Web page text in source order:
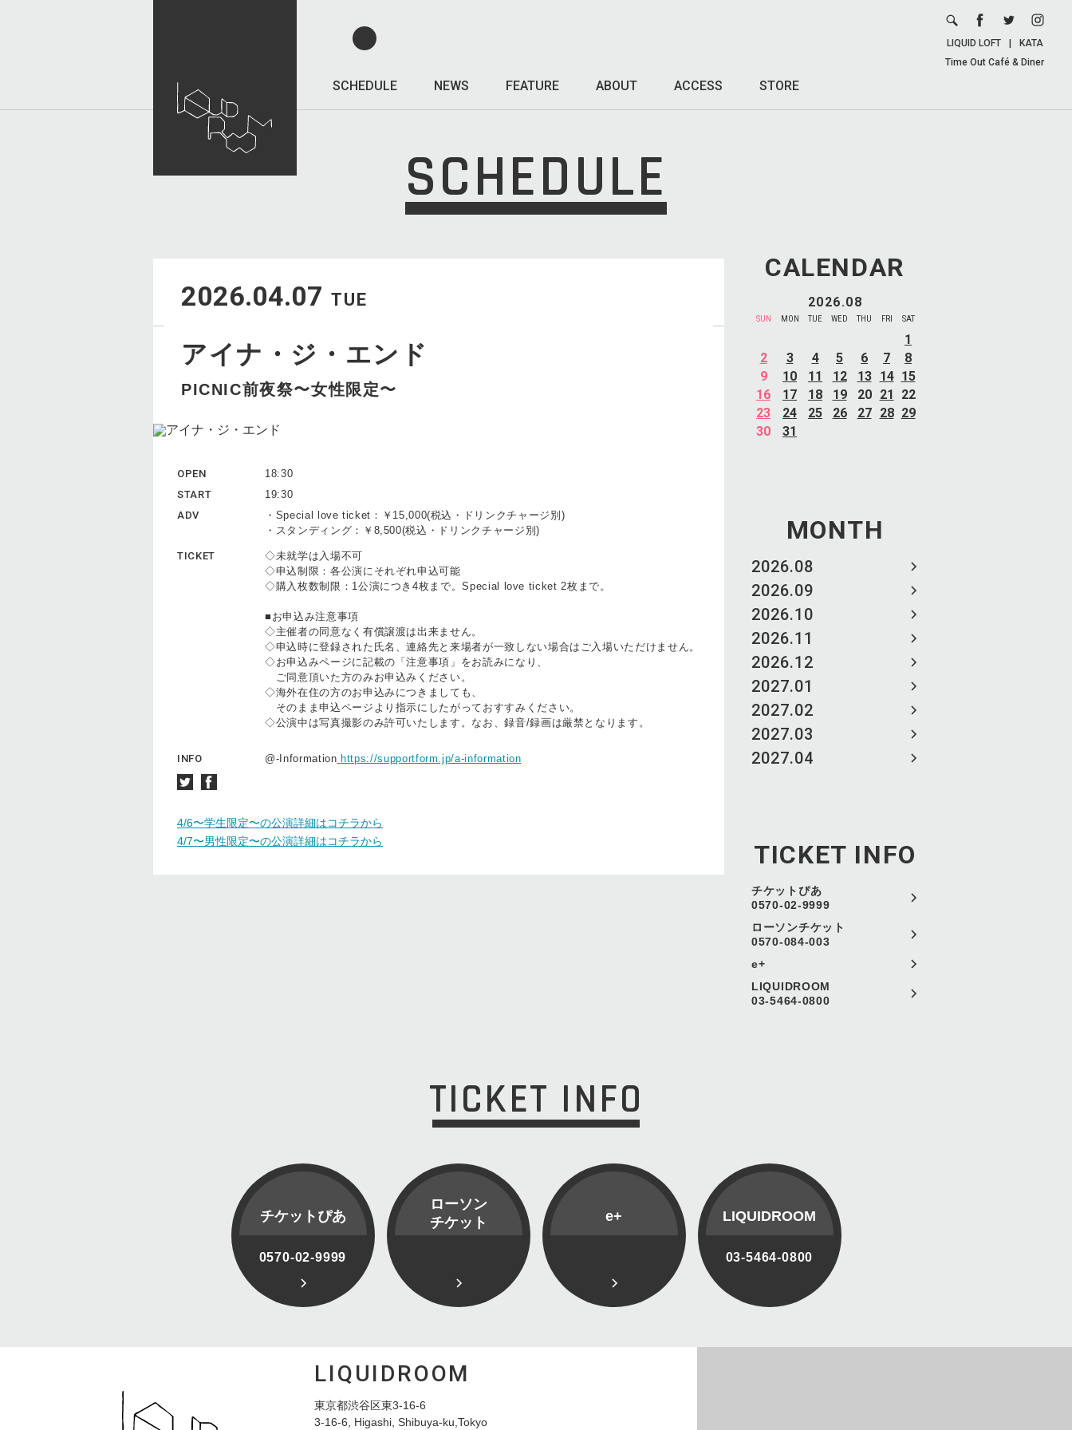
SCHEDULE NEWS FEATURE ABOUT ACCESS STORE
LIQUID LOFT
KATA
Time Out Café & Diner
SCHEDULE
CALENDAR
2026.08
SUN MON TUE WED THU FRI SAT
1
2
3 4 5 6 7
8
9
10 11 12 13 14 15
16
17 18 19 20 21
22
23
24 25 26 27 28 29
30
31
MONTH
2026.08
2026.09
2026.10
2026.11
2026.12
2027.01
2027.02
2027.03
2027.04
TICKET INFO
チケットぴあ
0570-02-9999
ローソンチケット
0570-084-003
e+
LIQUIDROOM
03-5464-0800
2026.04.07 TUE
アイナ・ジ・エンド
PICNIC前夜祭〜女性限定〜
OPEN
18:30
START
19:30
ADV
・Special love ticket：￥15,000(税込・ドリンクチャージ別)
・スタンディング：￥8,500(税込・ドリンクチャージ別)
TICKET
◇未就学は入場不可
◇申込制限：各公演にそれぞれ申込可能
◇購入枚数制限：1公演につき4枚まで。Special love ticket 2枚まで。
■お申込み注意事項
◇主催者の同意なく有償譲渡は出来ません。
◇申込時に登録された氏名、連絡先と来場者が一致しない場合はご入場いただけません。
◇お申込みページに記載の「注意事項」をお読みになり、
ご同意頂いた方のみお申込みください。
◇海外在住の方のお申込みにつきましても、
そのまま申込ページより指示にしたがっておすすみください。
◇公演中は写真撮影のみ許可いたします。なお、録音/録画は厳禁となります。
INFO @-Information https://supportform.jp/a-information
4/6〜学生限定〜の公演詳細はコチラから
4/7〜男性限定〜の公演詳細はコチラから
TICKET INFO
チケットぴあ
0570-02-9999
ローソン
チケット
e+ LIQUIDROOM
03-5464-0800
LIQUIDROOM
東京都渋谷区東3-16-6
3-16-6, Higashi, Shibuya-ku,Tokyo